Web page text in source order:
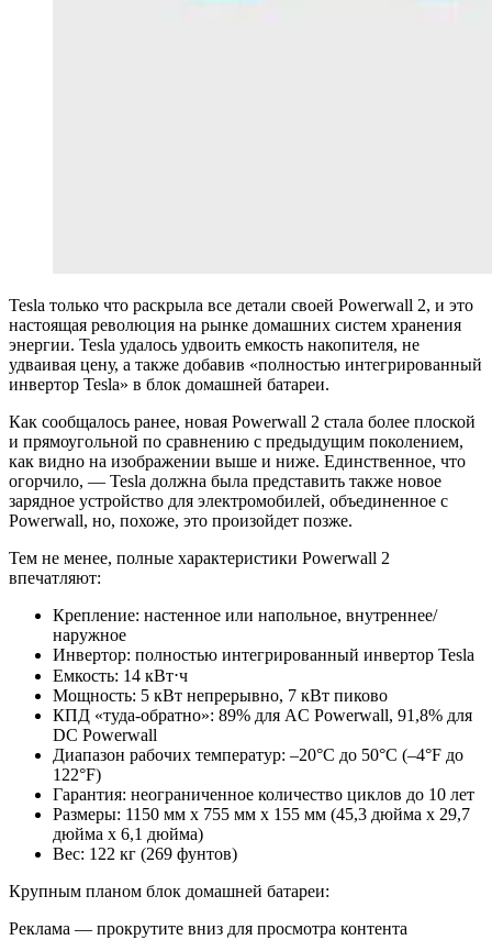
Tesla только что раскрыла все детали своей Powerwall 2, и это
настоящая революция на рынке домашних систем хранения
энергии. Tesla удалось удвоить емкость накопителя, не
удваивая цену, а также добавив «полностью интегрированный
инвертор Tesla» в блок домашней батареи.
Как сообщалось ранее, новая Powerwall 2 стала более плоской
и прямоугольной по сравнению с предыдущим поколением,
как видно на изображении выше и ниже. Единственное, что
огорчило, — Tesla должна была представить также новое
зарядное устройство для электромобилей, объединенное с
Powerwall, но, похоже, это произойдет позже.
Тем не менее, полные характеристики Powerwall 2
впечатляют:
Крепление: настенное или напольное, внутреннее/
наружное
Инвертор: полностью интегрированный инвертор Tesla
Емкость: 14 кВт⋅ч
Мощность: 5 кВт непрерывно, 7 кВт пиково
КПД «туда-обратно»: 89% для AC Powerwall, 91,8% для
DC Powerwall
Диапазон рабочих температур: –20°C до 50°C (–4°F до
122°F)
Гарантия: неограниченное количество циклов до 10 лет
Размеры: 1150 мм x 755 мм x 155 мм (45,3 дюйма x 29,7
дюйма x 6,1 дюйма)
Вес: 122 кг (269 фунтов)
Крупным планом блок домашней батареи:
Реклама — прокрутите вниз для просмотра контента